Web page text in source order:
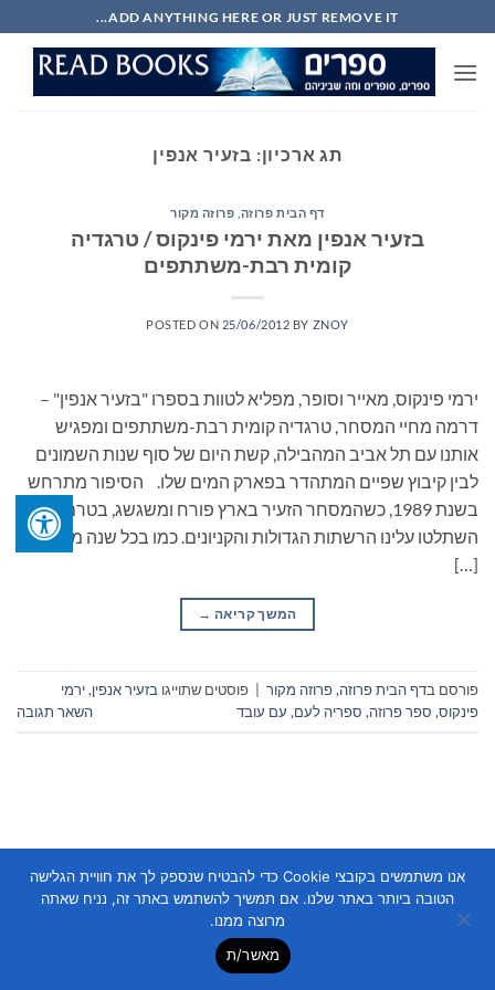
to
content
ADD ANYTHING HERE OR JUST REMOVE IT...
תג ארכיון: בזעיר אנפין
דף הבית פרוזה פרוזה מקור
בזעיר אנפין מאת ירמי פינקוס / טרגדיה
קומית רבת-משתתפים
POSTED ON 25/06/2012 BY ZNOY
ירמי פינקוס, מאייר וסופר, מפליא לטוות בספרו "בזעיר אנפין" –
דרמה מחיי המסחר, טרגדיה קומית רבת-משתתפים ומפגיש
אותנו עם תל אביב המהבילה, קשת היום של סוף שנות השמונים
לבין קיבוץ שפיים המתהדר בפארק המים שלו. הסיפור מתרחש
בשנת 1989, כשהמסחר הזעיר בארץ פורח ומשגשג, בטרם
השתלטו עלינו הרשתות הגדולות והקניונים. כמו בכל שנה מתכננים
[…]
המשך קריאה →
פורסם בדף הבית פרוזה,פרוזה מקור פוסטים שתוייגו בזעיר אנפין,ירמי
פינקוס, ספר פרוזה, ספריה לעם, עם עובד השאר תגובה
Copyright 2026 © Flatsome Theme
אנו משתמשים בקובצי Cookie כדי להבטיח שנספק לך את חוויית הגלישה
הטובה ביותר באתר שלנו. אם תמשיך להשתמש באתר זה, נניח שאתה
מרוצה ממנו.
מאשר/ת